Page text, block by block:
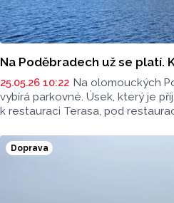
Na Poděbradech už se platí.
25.05.26 10:22 Na olomouckých
vybírá parkovné. Úsek, který je
k restauraci Terasa, pod
Doprava